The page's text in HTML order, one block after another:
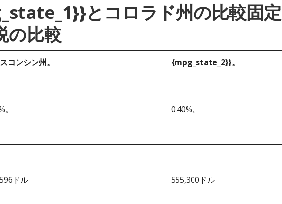
とコロラド州の比較固定
の比較
コンシン州。 {mpg_state_2}}。
。 0.40%。
ドル 555,300ドル